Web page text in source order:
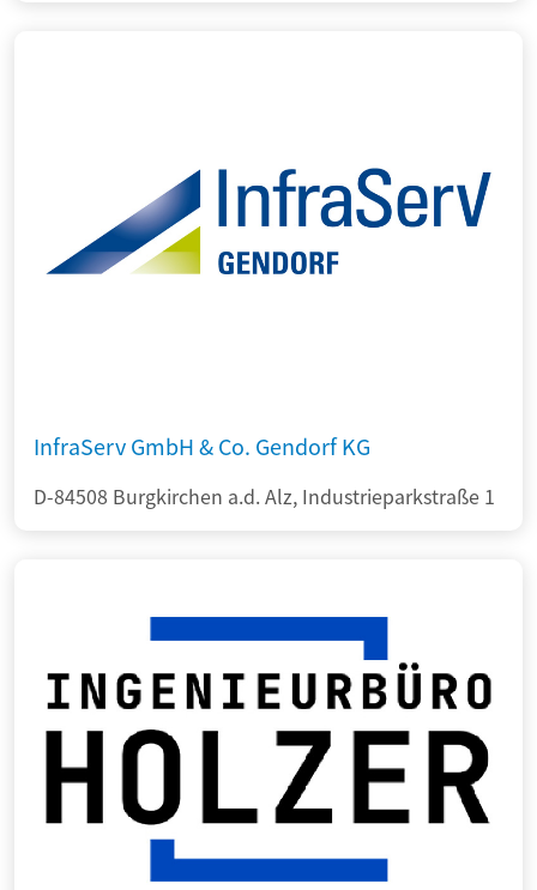
InfraServ GmbH & Co. Gendorf KG
D-84508 Burgkirchen a.d. Alz, Industrieparkstraße 1